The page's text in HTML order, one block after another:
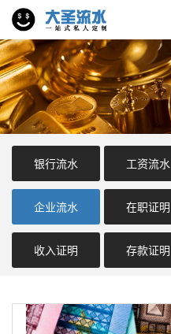
银行流水 工资流水
企业流水 在职证明
收入证明 存款证明